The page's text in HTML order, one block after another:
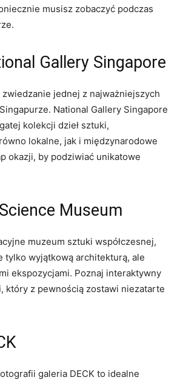
musisz⁤ zobaczyć podczas​
Gallery ⁤Singapore
zwiedzanie jednej z najważniejszych
‌National Gallery Singapore​
kolekcji dzieł ‌sztuki,
lokalne, jak i międzynarodowe
okazji,⁢ by podziwiać ⁤unikatowe
Museum
muzeum ⁤sztuki współczesnej,
tylko ⁤wyjątkową architekturą,⁤ ale
ekspozycjami. Poznaj interaktywny
który z pewnością zostawi ​niezatarte
galeria⁣ DECK to idealne